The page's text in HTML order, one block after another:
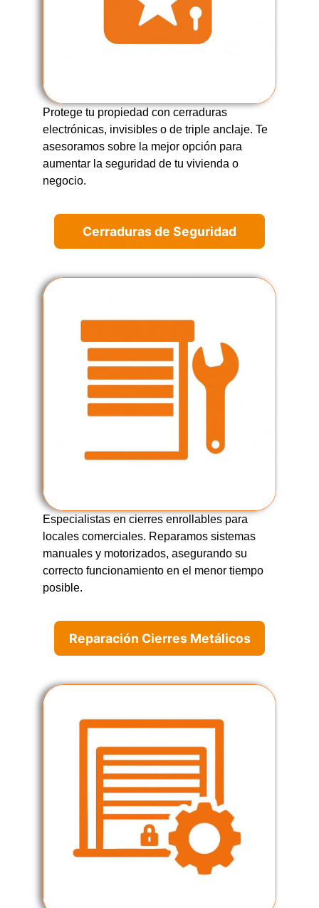
Protege tu propiedad con cerraduras
electrónicas, invisibles o de triple anclaje. Te
asesoramos sobre la mejor opción para
aumentar la seguridad de tu vivienda o
negocio.
Cerraduras de Seguridad
Especialistas en cierres enrollables para
locales comerciales. Reparamos sistemas
manuales y motorizados, asegurando su
correcto funcionamiento en el menor tiempo
posible.
Reparación Cierres Metálicos